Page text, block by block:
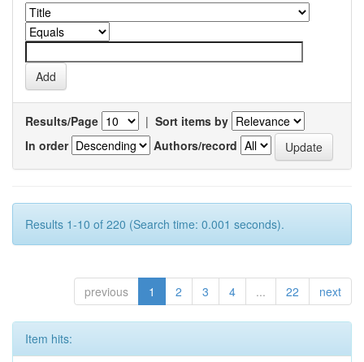
Results/Page | Sort items by
In order
Authors/record
Results 1-10 of 220 (Search time: 0.001 seconds).
previous 1 2 3 4 ... 22 next
Item hits: